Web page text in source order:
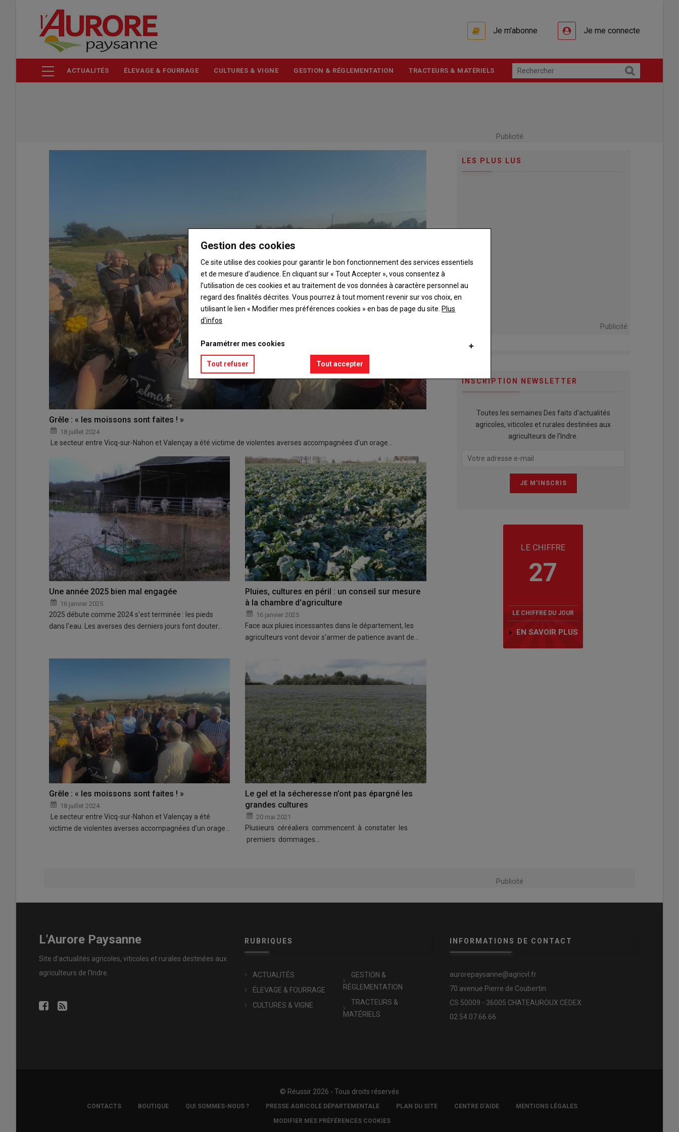
contenu
Je m'abonne Je me connecte
ACTUALITÉS ÉLEVAGE & FOURRAGE CULTURES & VIGNE GESTION & RÉGLEMENTATION TRACTEURS & MATÉRIELS
Publicité
Grêle : « les moissons sont faites ! »
18 juillet 2024
Le secteur entre Vicq-sur-Nahon et Valençay a été victime de violentes averses accompagnées d’un orage…
Une année 2025 bien mal engagée
16 janvier 2025
2025 débute comme 2024 s'est terminée : les pieds
dans l'eau. Les averses des derniers jours font douter…
Pluies, cultures en péril : un conseil sur mesure
à la chambre d'agriculture
16 janvier 2025
Face aux pluies incessantes dans le département, les
agriculteurs vont devoir s’armer de patience avant de…
Grêle : « les moissons sont faites ! »
18 juillet 2024
Le secteur entre Vicq-sur-Nahon et Valençay a été
victime de violentes averses accompagnées d’un orage…
Le gel et la sécheresse n’ont pas épargné les
grandes cultures
20 mai 2021
Plusieurs céréaliers commencent à constater les
premiers dommages…
LES PLUS LUS
Publicité
INSCRIPTION NEWSLETTER
Toutes les semaines Des faits d'actualités
agricoles, viticoles et rurales destinées aux
agriculteurs de l'Indre.
LE CHIFFRE
27
LE CHIFFRE DU JOUR
EN SAVOIR PLUS
Publicité
L'Aurore Paysanne
Site d'actualités agricoles, viticoles et rurales destinées aux
agriculteurs de l'Indre.
RUBRIQUES
ACTUALITÉS
ÉLEVAGE & FOURRAGE
CULTURES & VIGNE
GESTION &
RÉGLEMENTATION
TRACTEURS &
MATÉRIELS
INFORMATIONS DE CONTACT
aurorepaysanne@agricvl.fr
70 avenue Pierre de Coubertin
CS 50009 - 36005 CHATEAUROUX CEDEX
02.54.07.66.66
© Réussir 2026 - Tous droits réservés
COPYRIGHTCONTACTS BOUTIQUE QUI SOMMES-NOUS ? PRESSE AGRICOLE DÉPARTEMENTALE PLAN DU SITE CENTRE D'AIDE MENTIONS LÉGALES
MODIFIER MES PRÉFÉRENCES COOKIES
Gestion des cookies
Ce site utilise des cookies pour garantir le bon fonctionnement des services essentiels
et de mesure d’audience. En cliquant sur « Tout Accepter », vous consentez à
l’utilisation de ces cookies et au traitement de vos données à caractère personnel au
regard des finalités décrites. Vous pourrez à tout moment revenir sur vos choix, en
utilisant le lien « Modifier mes préférences cookies » en bas de page du site. Plus
d'infos
Paramétrer mes cookies
Tout refuser Tout accepter